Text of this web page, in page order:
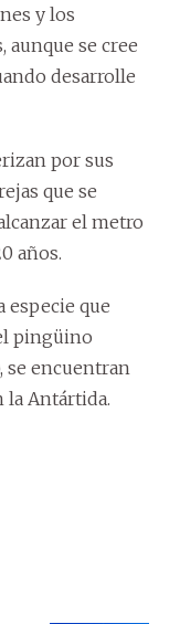
y los
aunque se cree
desarrolle
por sus
que se
el metro
años.
especie que
pingüino
se encuentran
la Antártida.